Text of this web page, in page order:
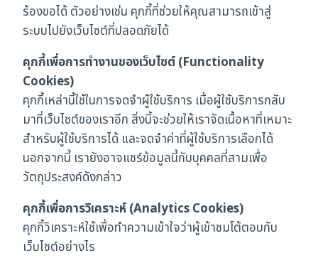
ร้องขอได้ ตัวอย่างเช่น คุกกี้ที่ช่วยให้คุณสามารถเข้าสู่
ระบบไปยังเว็บไซต์ที่ปลอดภัยได้
คุกกี้เพื่อการทำงานของเว็บไซต์ (Functionality
Cookies)
คุกกี้เหล่านี้ใช้ในการจดจำผู้ใช้บริการ เมื่อผู้ใช้บริการกลับ
มาที่เว็บไซต์ของเราอีก สิ่งนี้จะช่วยให้เราจัดเนื้อหาที่เหมาะ
สำหรับผู้ใช้บริการได้ และจดจำค่าที่ผู้ใช้บริการเลือกได้
นอกจากนี้ เรายังอาจแชร์ข้อมูลนี้กับบุคคลที่สามเพื่อ
วัตถุประสงค์ดังกล่าว
คุกกี้เพื่อการวิเคราะห์ (Analytics Cookies)
คุกกี้วิเคราะห์ใช้เพื่อทำความเข้าใจว่าผู้เข้าชมโต้ตอบกับ
เว็บไซต์อย่างไร